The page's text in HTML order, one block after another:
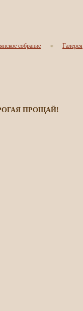
собрание Галерея
ПРОЩАЙ!